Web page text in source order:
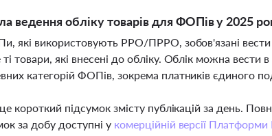
ведення обліку товарів для ФОПів у 2025
які використовують РРО/ПРРО, зобов'язані вести
товари, які внесені до обліку. Облік можна
категорій ФОПів, зокрема платників єдиного
короткий підсумок змісту публікацій за день.
за добу доступні у комерційній версії